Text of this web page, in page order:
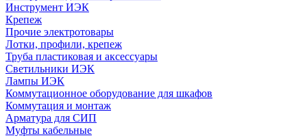
Инструмент ИЭК
Крепеж
Прочие электротовары
Лотки, профили, крепеж
Труба пластиковая и аксессуары
Светильники ИЭК
Лампы ИЭК
Коммутационное оборудование для шкафов
Коммутация и монтаж
Арматура для СИП
Муфты кабельные